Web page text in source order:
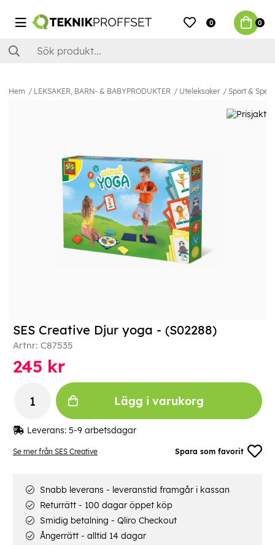
0 0
Hem LEKSAKER, BARN- & BABYPRODUKTER Uteleksaker Sport & Spel
Se mer från SES Creative Spara som favorit
SES Creative Djur yoga - (S02288)
Artnr: C87535
245 kr
Lägg i varukorg
Leverans: 5-9 arbetsdagar
Snabb leverans - leveranstid framgår i kassan
Returrätt - 100 dagar öppet köp
Smidig betalning - Qliro Checkout
Ångerrätt - alltid 14 dagar